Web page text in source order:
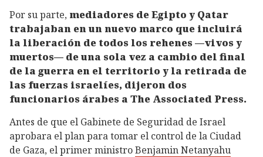
Por su parte, mediadores de Egipto y Qatar
trabajaban en un nuevo marco que incluirá
la liberación de todos los rehenes —vivos y
muertos— de una sola vez a cambio del final
de la guerra en el territorio y la retirada de
las fuerzas israelíes, dijeron dos
funcionarios árabes a The Associated Press.
Antes de que el Gabinete de Seguridad de Israel
aprobara el plan para tomar el control de la Ciudad
de Gaza, el primer ministroBenjamin Netanyahu